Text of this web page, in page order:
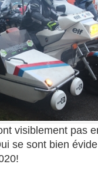
visiblement pas
se sont bien